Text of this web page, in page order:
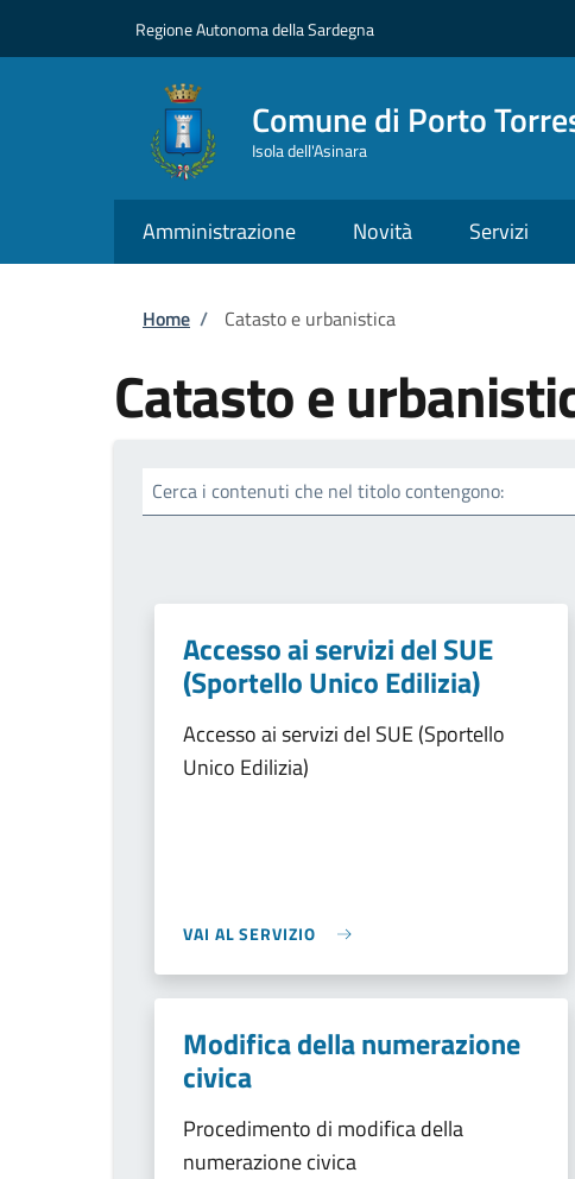
Regione Autonoma della Sardegna
Comune di Porto
Isola dell'Asinara
Amministrazione Novità Servizi
Briciole di pane
Home / Catasto e urbanistica
Catasto e
Cerca i contenuti che nel titolo contengono:
Accesso ai servizi del SUE
(Sportello Unico Edilizia)
Accesso ai servizi del SUE (Sportello
Unico Edilizia)
VAI AL SERVIZIO
Modifica della numerazione
civica
Procedimento di modifica della
numerazione civica